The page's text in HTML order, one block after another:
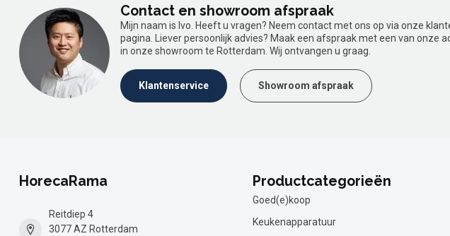
Contact en showroom afspraak
Mijn naam is Ivo. Heeft u vragen? Neem contact met ons op via onze
pagina. Liever persoonlijk advies? Maak een afspraak met een van onze
in onze showroom te Rotterdam. Wij ontvangen u graag.
Klantenservice Showroom afspraak
HorecaRama
Reitdiep 4
3077 AZ Rotterdam
Productcategorieën
Goed(e)koop
Keukenapparatuur